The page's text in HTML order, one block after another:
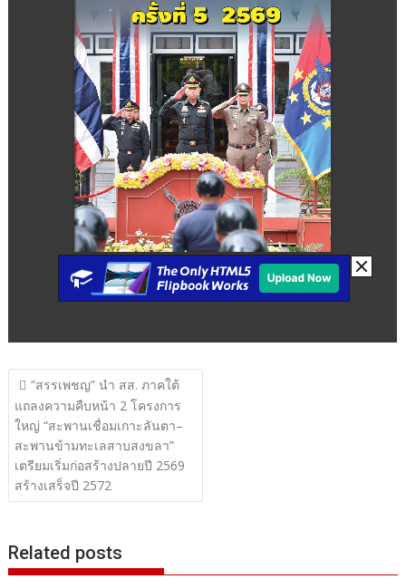
แนะแนว
เรื่อง
“สรรเพชญ” นำ สส. ภาคใต้
แถลงความคืบหน้า 2 โครงการ
ใหญ่ “สะพานเชื่อมเกาะลันตา–
สะพานข้ามทะเลสาบสงขลา”
เตรียมเริ่มก่อสร้างปลายปี 2569
สร้างเสร็จปี 2572
Related posts